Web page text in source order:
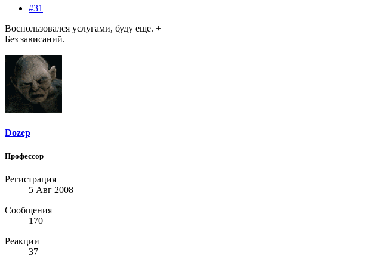
#31
Воспользовался услугами, буду еще. +
Без зависаний.
Dozep
Профессор
Регистрация
5 Авг 2008
Сообщения
170
Реакции
37